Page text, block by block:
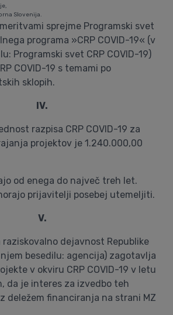
Slovenija.
sprejme Programski svet
programa »CRP COVID-19« (v
Programski svet CRP COVID-19)
COVID-19 s temami po
sklopih.
IV.
razpisa CRP COVID-19 za
projektov je 1.240.000,00
od enega do največ treh let.
prijavitelji posebej utemeljiti.
V.
dejavnost Republike
besedilu: agencija) zagotavlja
v okviru CRP COVID-19 v letu
da je interes za izvedbo teh
deležem financiranja na strani MZ